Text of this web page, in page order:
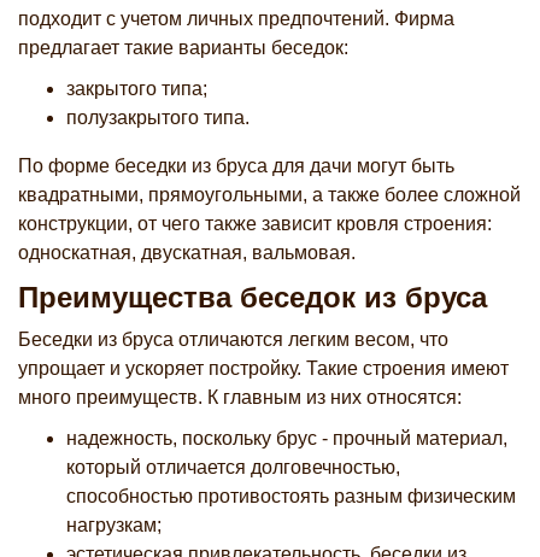
подходит с учетом личных предпочтений. Фирма
предлагает такие варианты беседок:
закрытого типа;
полузакрытого типа.
По форме беседки из бруса для дачи могут быть
квадратными, прямоугольными, а также более сложной
конструкции, от чего также зависит кровля строения:
односкатная, двускатная, вальмовая.
Преимущества беседок из бруса
Беседки из бруса отличаются легким весом, что
упрощает и ускоряет постройку. Такие строения имеют
много преимуществ. К главным из них относятся:
надежность, поскольку брус - прочный материал,
который отличается долговечностью,
способностью противостоять разным физическим
нагрузкам;